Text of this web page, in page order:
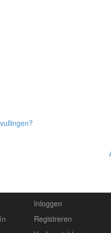
Inloggen
Registreren